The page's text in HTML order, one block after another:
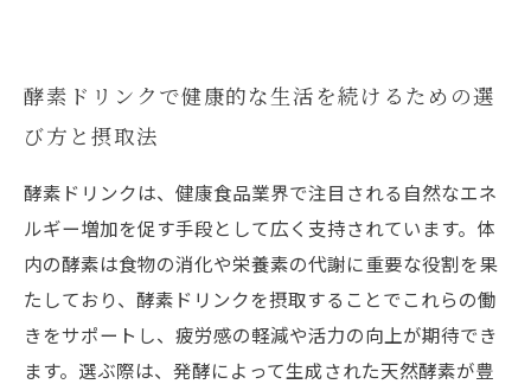
酵素ドリンクで健康的な生活を続けるための選
び方と摂取法
酵素ドリンクは、健康食品業界で注目される自然なエネ
ルギー増加を促す手段として広く支持されています。体
内の酵素は食物の消化や栄養素の代謝に重要な役割を果
たしており、酵素ドリンクを摂取することでこれらの働
きをサポートし、疲労感の軽減や活力の向上が期待でき
ます。選ぶ際は、発酵によって生成された天然酵素が豊